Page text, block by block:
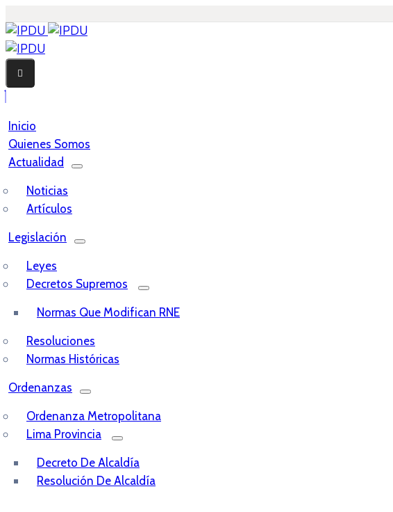
Inicio
Quienes Somos
Actualidad
Noticias
Artículos
Legislación
Leyes
Decretos Supremos
Normas Que Modifican RNE
Resoluciones
Normas Históricas
Ordenanzas
Ordenanza Metropolitana
Lima Provincia
Decreto De Alcaldía
Resolución De Alcaldía